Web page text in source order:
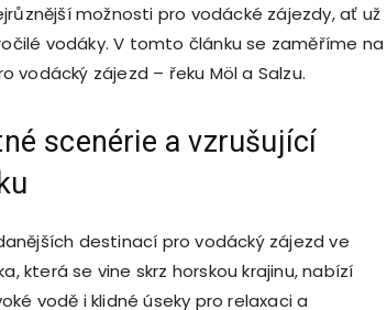
možnosti pro vodácké zájezdy, ať už
vodáky. V tomto článku se zaměříme na
vodácký zájezd – řeku Möl a Salzu.
scenérie a vzrušující
destinací pro vodácký zájezd ve
která se vine skrz horskou krajinu, nabízí
vodě i klidné úseky pro relaxaci a